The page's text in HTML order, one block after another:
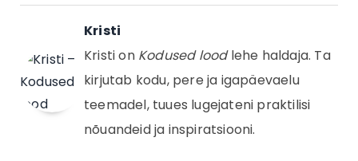
Kristi
Kristi on Kodused loodlehe haldaja. Ta
kirjutab kodu, pere ja igapäevaelu
teemadel, tuues lugejateni praktilisi
nõuandeid ja inspiratsiooni.